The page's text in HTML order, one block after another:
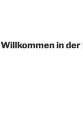
Willkommen in